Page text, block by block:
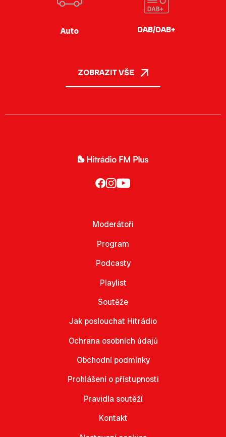
Auto DAB/DAB+
ZOBRAZIT VŠE
Moderátoři
Program
Podcasty
Playlist
Soutěže
Jak poslouchat Hitrádio
Ochrana osobních údajů
Obchodní podmínky
Prohlášení o přístupnosti
Pravidla soutěží
Kontakt